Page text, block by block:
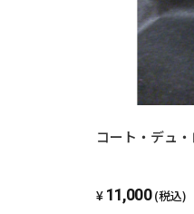
コート・デュ
11,000 (税込)